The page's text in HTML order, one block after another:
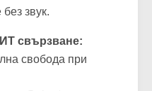
звук.
свързване:
свобода при